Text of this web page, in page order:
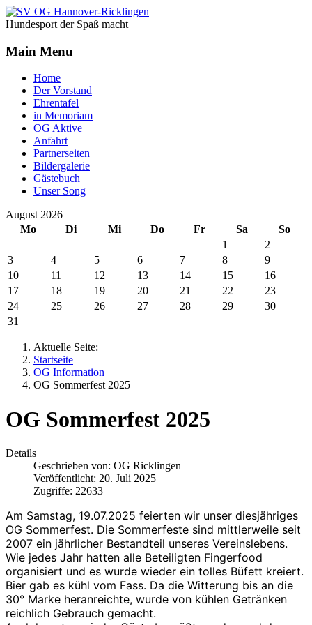
Hundesport der Spaß macht
Main Menu
Home
Der Vorstand
Ehrentafel
in Memoriam
OG Aktive
Anfahrt
Partnerseiten
Bildergalerie
Gästebuch
Unser Song
Jahr
Monat
Jahr
Monat
August 2026
Mo
Di Mi Do Fr Sa
So
1
2
3
4 5 6 7 8
9
10
11 12 13 14 15
16
17
18 19 20 21 22
23
24
25 26 27 28 29
30
31
Aktuelle Seite:
Startseite
OG Information
OG Sommerfest 2025
OG Sommerfest 2025
Details
Geschrieben von: OG Ricklingen
Veröffentlicht: 20. Juli 2025
Zugriffe: 22633
Am Samstag, 19.07.2025 feierten wir unser diesjähriges
OG Sommerfest. Die Sommerfeste sind mittlerweile seit
2007 ein jährlicher Bestandteil unseres Vereinslebens.
Wie jedes Jahr hatten alle Beteiligten Fingerfood
organisiert und es wurde wieder ein tolles Büfett kreiert.
Bier gab es kühl vom Fass. Da die Witterung bis an die
30° Marke heranreichte, wurde von kühlen Getränken
reichlich Gebrauch gemacht.